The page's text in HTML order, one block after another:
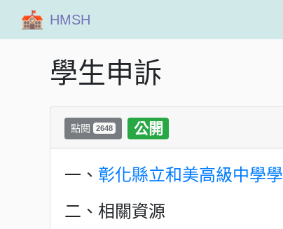
HMSH
學生申訴
點閱 2648 公開
一、 彰化縣立和美高級中學
二、相關資源